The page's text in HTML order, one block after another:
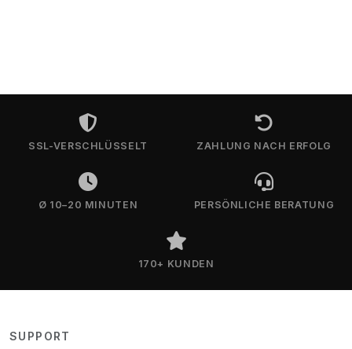
SSL-VERSCHLÜSSELT ZAHLUNG NACH ERFOLG
Ø 10–20 MINUTEN PERSÖNLICHE BERATUNG
170+ KUNDEN
SUPPORT